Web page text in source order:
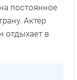
постоянное
Актер
отдыхает в